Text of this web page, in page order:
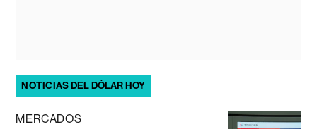
NOTICIAS DEL DÓLAR HOY
MERCADOS